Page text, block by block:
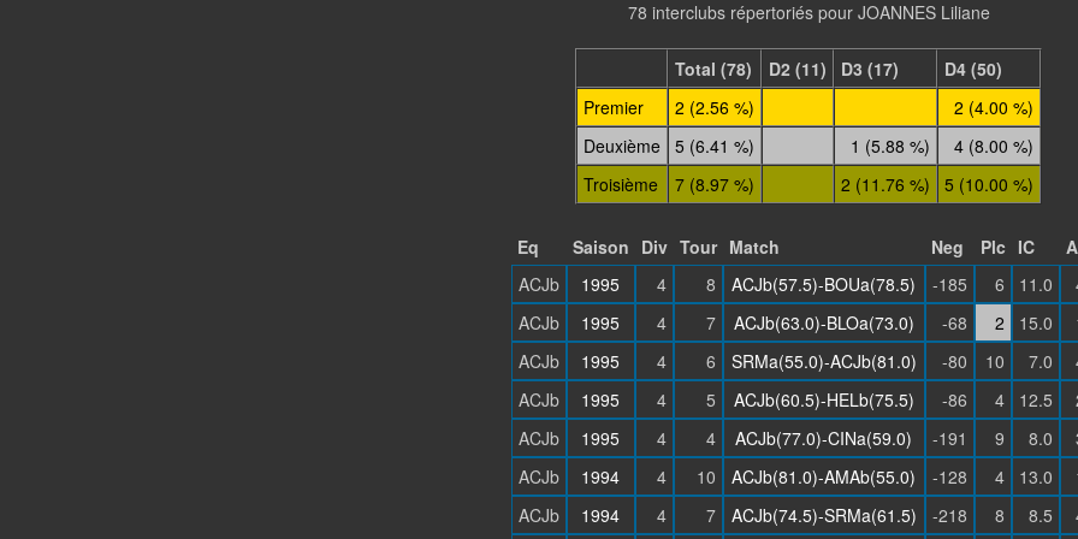
78 interclubs répertoriés pour JOANNES Liliane
Total (78) D2 (11) D3 (17)
D4 (50)
Premier
2 (2.56 %)
2 (4.00 %)
Deuxième 5 (6.41 %) 1 (5.88 %)
4 (8.00 %)
Troisième
7 (8.97 %) 2 (11.76 %) 5 (10.00 %)
Eq Saison Div Tour Match Neg Plc IC
ACJb
1995 4 8 ACJb(57.5)-BOUa(78.5) -185 6 11.0
ACJb
1995 4 7 ACJb(63.0)-BLOa(73.0) -68 2 15.0
ACJb
1995 4 6 SRMa(55.0)-ACJb(81.0) -80 10 7.0
ACJb
1995 4 5 ACJb(60.5)-HELb(75.5) -86 4 12.5
ACJb
1995 4 4 ACJb(77.0)-CINa(59.0) -191 9 8.0
ACJb
1994 4 10 ACJb(81.0)-AMAb(55.0) -128 4 13.0
ACJb
1994 4 7 ACJb(74.5)-SRMa(61.5) -218 8 8.5